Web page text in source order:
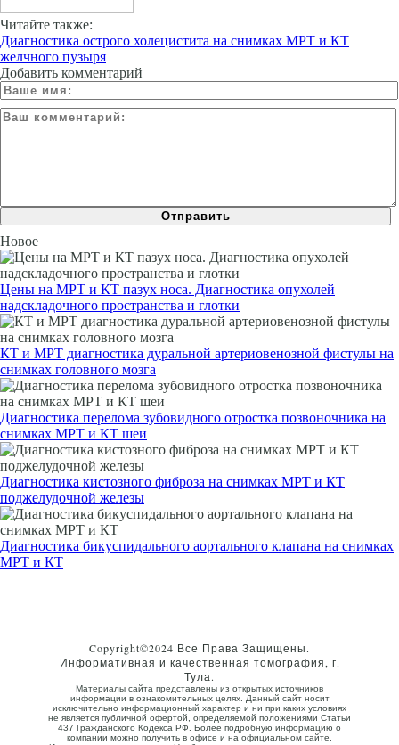
Читайте также:
Диагностика острого холецистита на снимках МРТ и КТ
желчного пузыря
Добавить комментарий
Новое
Цены на МРТ и КТ пазух носа. Диагностика опухолей
надскладочного пространства и глотки
КТ и МРТ диагностика дуральной артериовенозной фистулы на
снимках головного мозга
Диагностика перелома зубовидного отростка позвоночника на
снимках МРТ и КТ шеи
Диагностика кистозного фиброза на снимках МРТ и КТ
поджелудочной железы
Диагностика бикуспидального аортального клапана на снимках
МРТ и КТ
Copyright©2024 Все Права Защищены.
Информативная и качественная томография, г.
Тула.
Материалы сайта представлены из открытых источников
информации в ознакомительных целях. Данный сайт носит
исключительно информационный характер и ни при каких условиях
не является публичной офертой, определяемой положениями Статьи
437 Гражданского Кодекса РФ. Более подробную информацию о
компании можно получить в офисе и на официальном сайте.